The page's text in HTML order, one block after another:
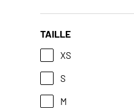
TAILLE
XS
S
M